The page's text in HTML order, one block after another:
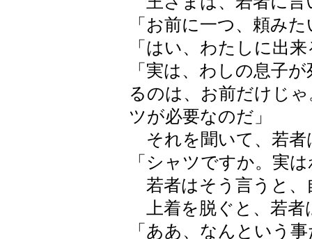
「お前に一つ、頼み
「はい、わたしに出
「実は、わしの息子
るのは、お前だけじ
ツが必要なのだ」
それを聞いて、若者
「シャツですか。実
若者はそう言うと、
上着を脱ぐと、若者
「ああ、なんという